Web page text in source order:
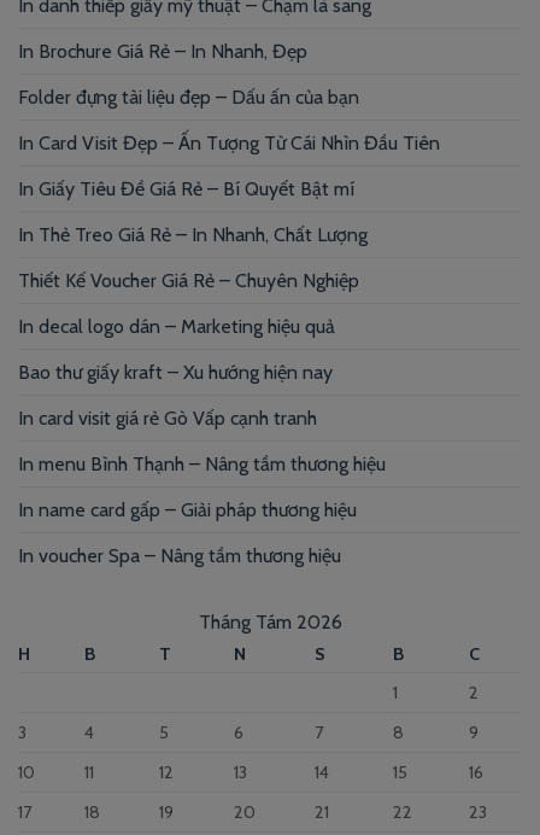
In danh thiếp giấy mỹ thuật – Chạm là sang
In Brochure Giá Rẻ – In Nhanh, Đẹp
Folder đựng tài liệu đẹp – Dấu ấn của bạn
In Card Visit Đẹp – Ấn Tượng Từ Cái Nhìn Đầu Tiên
In Giấy Tiêu Đề Giá Rẻ – Bí Quyết Bật mí
In Thẻ Treo Giá Rẻ – In Nhanh, Chất Lượng
Thiết Kế Voucher Giá Rẻ – Chuyên Nghiệp
In decal logo dán – Marketing hiệu quả
Bao thư giấy kraft – Xu hướng hiện nay
In card visit giá rẻ Gò Vấp cạnh tranh
In menu Bình Thạnh – Nâng tầm thương hiệu
In name card gấp – Giải pháp thương hiệu
In voucher Spa – Nâng tầm thương hiệu
Tháng Tám 2026
H B T N S B
C
1
2
3
4 5 6 7 8
9
10
11 12 13 14 15
16
17
18 19 20 21 22
23